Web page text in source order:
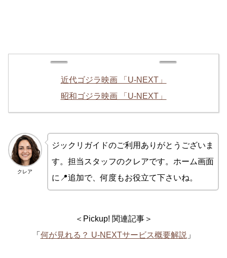
近代ゴジラ映画 「U-NEXT」
昭和ゴジラ映画 「U-NEXT」
クレア
ジックリガイドのご利用ありがとうございま
す。担当スタッフのクレアです。ホーム画面
に📍追加で、何度もお役立て下さいね。
＜Pickup! 関連記事＞
「 何が見れる？ U-NEXTサービス概要解説 」